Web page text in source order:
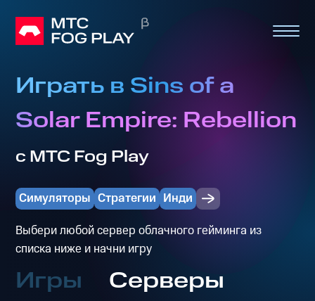
Играть в Sins of a
Solar Empire: Rebellion
с МТС Fog Play
Симуляторы Стратегии Инди
Выбери любой сервер облачного гейминга из
списка ниже и начни игру
Игры Серверы